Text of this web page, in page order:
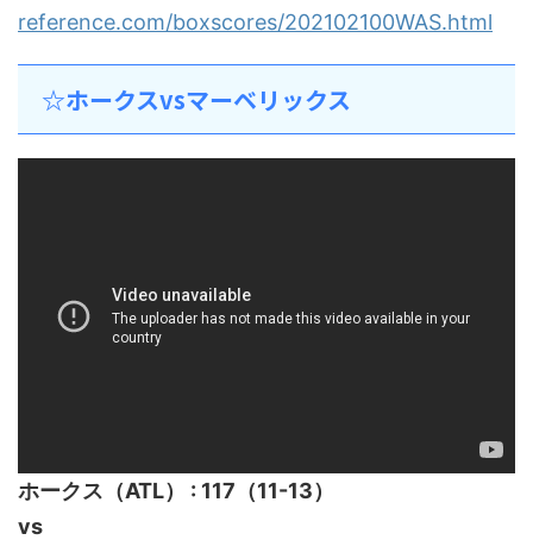
reference.com/boxscores/202102100WAS.html
☆ホークスvsマーベリックス
ホークス（ATL） : 117（11-13）
vs